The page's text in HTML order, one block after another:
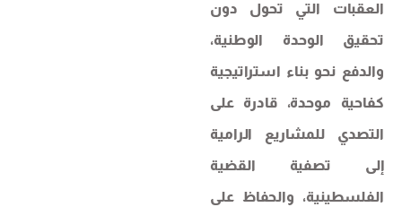
العقبات التي تحول دون
تحقيق الوحدة الوطنية،
والدفع نحو بناء استراتيجية
كفاحية موحدة، قادرة على
التصدي للمشاريع الرامية
إلى تصفية القضية
الفلسطينية، والحفاظ على